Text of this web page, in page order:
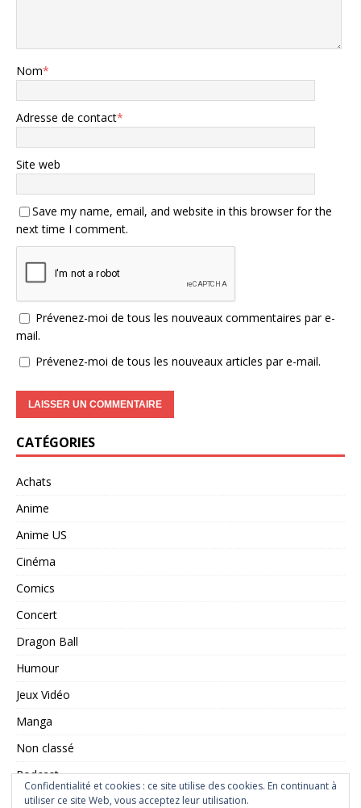
Nom*
Adresse de contact*
Site web
Save my name, email, and website in this browser for the
next time I comment.
Prévenez-moi de tous les nouveaux commentaires par e-
mail.
Prévenez-moi de tous les nouveaux articles par e-mail.
CATÉGORIES
Achats
Anime
Anime US
Cinéma
Comics
Concert
Dragon Ball
Humour
Jeux Vidéo
Manga
Non classé
Podcast
Saint Seiya
Confidentialité et cookies : ce site utilise des cookies. En continuant à
utiliser ce site Web, vous acceptez leur utilisation.